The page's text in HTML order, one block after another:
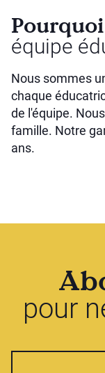
Pourquoi
équipe
Nous sommes
chaque
de l'équipe.
famille. Notre
ans.
pour